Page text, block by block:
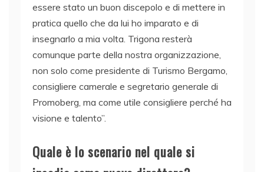
essere stato un buon discepolo e di mettere in
pratica quello che da lui ho imparato e di
insegnarlo a mia volta. Trigona resterà
comunque parte della nostra organizzazione,
non solo come presidente di Turismo Bergamo,
consigliere camerale e segretario generale di
Promoberg, ma come utile consigliere perché ha
visione e talento”.
Quale è lo scenario nel quale si